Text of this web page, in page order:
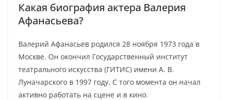
Какая биография актера Валерия
Афанасьева?
Валерий Афанасьев родился 28 ноября 1973 года в
Москве. Он окончил Государственный институт
театрального искусства (ГИТИС) имени А. В.
Луначарского в 1997 году. С того момента он начал
активно работать на сцене и в кино.